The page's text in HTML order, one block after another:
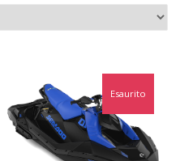
In offerta!
Esaurito